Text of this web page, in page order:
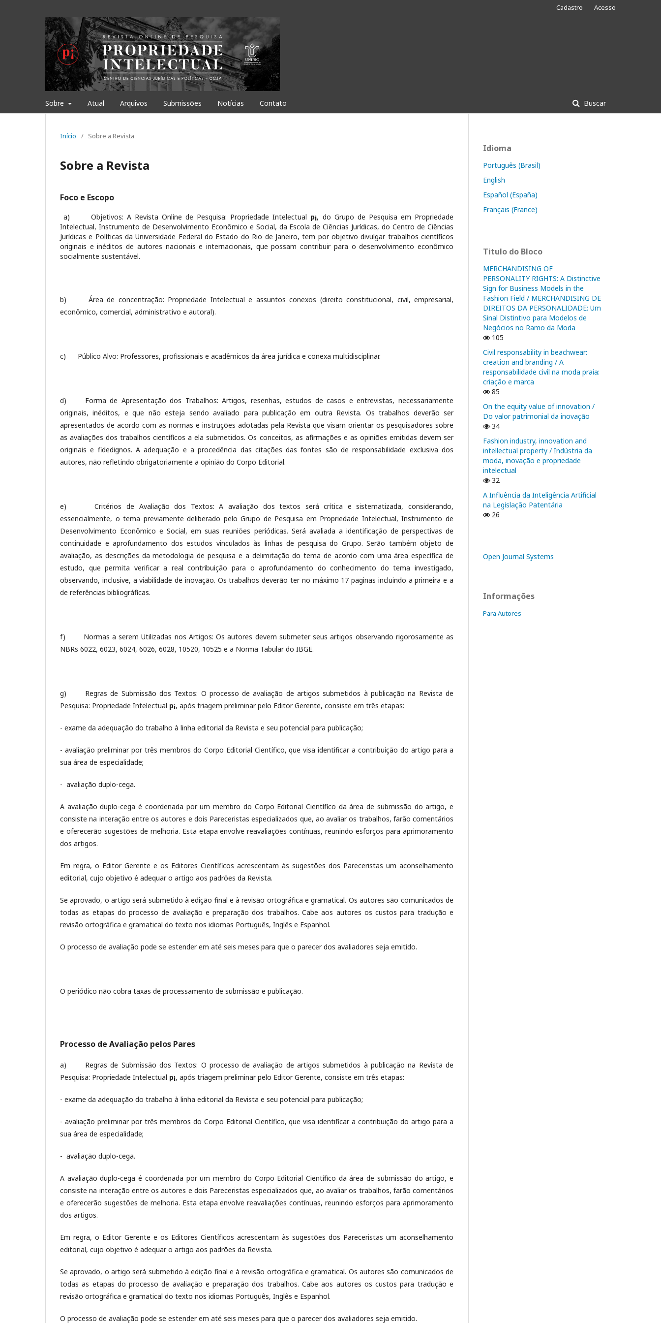
Sobre Atual Arquivos Submissões Notícias Contato Buscar
Cadastro Acesso
Início / Sobre a Revista
Sobre a Revista
Foco e Escopo
a) Objetivos: A Revista Online de Pesquisa: Propriedade Intelectual p¡, do Grupo de Pesquisa em Propriedade
Intelectual, Instrumento de Desenvolvimento Econômico e Social, da Escola de Ciências Jurídicas, do Centro de Ciências
Jurídicas e Políticas da Universidade Federal do Estado do Rio de Janeiro, tem por objetivo divulgar trabalhos científicos
originais e inéditos de autores nacionais e internacionais, que possam contribuir para o desenvolvimento econômico
socialmente sustentável.
b) Área de concentração: Propriedade Intelectual e assuntos conexos (direito constitucional, civil, empresarial,
econômico, comercial, administrativo e autoral).
c) Público Alvo: Professores, profissionais e acadêmicos da área jurídica e conexa multidisciplinar.
d) Forma de Apresentação dos Trabalhos: Artigos, resenhas, estudos de casos e entrevistas, necessariamente
originais, inéditos, e que não esteja sendo avaliado para publicação em outra Revista. Os trabalhos deverão ser
apresentados de acordo com as normas e instruções adotadas pela Revista que visam orientar os pesquisadores sobre
as avaliações dos trabalhos científicos a ela submetidos. Os conceitos, as afirmações e as opiniões emitidas devem ser
originais e fidedignos. A adequação e a procedência das citações das fontes são de responsabilidade exclusiva dos
autores, não refletindo obrigatoriamente a opinião do Corpo Editorial.
e) Critérios de Avaliação dos Textos: A avaliação dos textos será crítica e sistematizada, considerando,
essencialmente, o tema previamente deliberado pelo Grupo de Pesquisa em Propriedade Intelectual, Instrumento de
Desenvolvimento Econômico e Social, em suas reuniões periódicas. Será avaliada a identificação de perspectivas de
continuidade e aprofundamento dos estudos vinculados às linhas de pesquisa do Grupo. Serão também objeto de
avaliação, as descrições da metodologia de pesquisa e a delimitação do tema de acordo com uma área específica de
estudo, que permita verificar a real contribuição para o aprofundamento do conhecimento do tema investigado,
observando, inclusive, a viabilidade de inovação. Os trabalhos deverão ter no máximo 17 paginas incluindo a primeira e a
de referências bibliográficas.
f) Normas a serem Utilizadas nos Artigos: Os autores devem submeter seus artigos observando rigorosamente as
NBRs 6022, 6023, 6024, 6026, 6028, 10520, 10525 e a Norma Tabular do IBGE.
g) Regras de Submissão dos Textos: O processo de avaliação de artigos submetidos à publicação na Revista de
Pesquisa: Propriedade Intelectual p¡, após triagem preliminar pelo Editor Gerente, consiste em três etapas:
- exame da adequação do trabalho à linha editorial da Revista e seu potencial para publicação;
- avaliação preliminar por três membros do Corpo Editorial Científico, que visa identificar a contribuição do artigo para a
sua área de especialidade;
- avaliação duplo-cega.
A avaliação duplo-cega é coordenada por um membro do Corpo Editorial Científico da área de submissão do artigo, e
consiste na interação entre os autores e dois Pareceristas especializados que, ao avaliar os trabalhos, farão comentários
e oferecerão sugestões de melhoria. Esta etapa envolve reavaliações contínuas, reunindo esforços para aprimoramento
dos artigos.
Em regra, o Editor Gerente e os Editores Científicos acrescentam às sugestões dos Pareceristas um aconselhamento
editorial, cujo objetivo é adequar o artigo aos padrões da Revista.
Se aprovado, o artigo será submetido à edição final e à revisão ortográfica e gramatical. Os autores são comunicados de
todas as etapas do processo de avaliação e preparação dos trabalhos. Cabe aos autores os custos para tradução e
revisão ortográfica e gramatical do texto nos idiomas Português, Inglês e Espanhol.
O processo de avaliação pode se estender em até seis meses para que o parecer dos avaliadores seja emitido.
O periódico não cobra taxas de processamento de submissão e publicação.
Processo de Avaliação pelos Pares
a) Regras de Submissão dos Textos: O processo de avaliação de artigos submetidos à publicação na Revista de
Pesquisa: Propriedade Intelectual p¡, após triagem preliminar pelo Editor Gerente, consiste em três etapas:
- exame da adequação do trabalho à linha editorial da Revista e seu potencial para publicação;
- avaliação preliminar por três membros do Corpo Editorial Científico, que visa identificar a contribuição do artigo para a
sua área de especialidade;
- avaliação duplo-cega.
A avaliação duplo-cega é coordenada por um membro do Corpo Editorial Científico da área de submissão do artigo, e
consiste na interação entre os autores e dois Pareceristas especializados que, ao avaliar os trabalhos, farão comentários
e oferecerão sugestões de melhoria. Esta etapa envolve reavaliações contínuas, reunindo esforços para aprimoramento
dos artigos.
Em regra, o Editor Gerente e os Editores Científicos acrescentam às sugestões dos Pareceristas um aconselhamento
editorial, cujo objetivo é adequar o artigo aos padrões da Revista.
Se aprovado, o artigo será submetido à edição final e à revisão ortográfica e gramatical. Os autores são comunicados de
todas as etapas do processo de avaliação e preparação dos trabalhos. Cabe aos autores os custos para tradução e
revisão ortográfica e gramatical do texto nos idiomas Português, Inglês e Espanhol.
O processo de avaliação pode se estender em até seis meses para que o parecer dos avaliadores seja emitido.
Idioma
Português (Brasil)
English
Español (España)
Français (France)
Titulo do Bloco
MERCHANDISING OF
PERSONALITY RIGHTS: A Distinctive
Sign for Business Models in the
Fashion Field / MERCHANDISING DE
DIREITOS DA PERSONALIDADE: Um
Sinal Distintivo para Modelos de
Negócios no Ramo da Moda
105
Civil responsability in beachwear:
creation and branding / A
responsabilidade civil na moda praia:
criação e marca
85
On the equity value of innovation /
Do valor patrimonial da inovação
34
Fashion industry, innovation and
intellectual property / Indústria da
moda, inovação e propriedade
intelectual
32
A Influência da Inteligência Artificial
na Legislação Patentária
26
Open Journal Systems
Informações
Para Autores